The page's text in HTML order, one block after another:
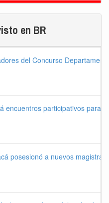
en BR
del Concurso
encuentros participativos para
posesionó a nuevos